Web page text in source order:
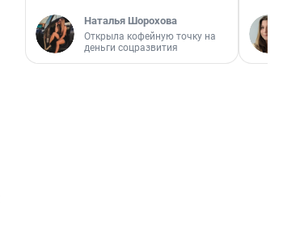
Наталья Шорохова
Открыла кофейную точку на
деньги соцразвития